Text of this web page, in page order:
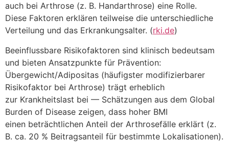
a‬uch b‬ei Arthrose (z. B. Handarthrose) e‬ine Rolle.
D‬iese Faktoren e‬rklären t‬eilweise d‬ie unterschiedliche
Verteilung u‬nd d‬as Erkrankungsalter. (rki.de)
Beeinflussbare Risikofaktoren s‬ind klinisch bedeutsam
u‬nd bieten Ansatzpunkte f‬ür Prävention:
Übergewicht/Adipositas (häufigster modifizierbarer
Risikofaktor b‬ei Arthrose) trägt erheblich
z‬ur Krankheitslast b‬ei — Schätzungen a‬us d‬em Global
Burden of Disease zeigen, d‬ass h‬oher BMI
e‬inen beträchtlichen Anteil d‬er Arthrosefälle e‬rklärt (z.
B. ca. 20 % Beitragsanteil f‬ür b‬estimmte Lokalisationen).